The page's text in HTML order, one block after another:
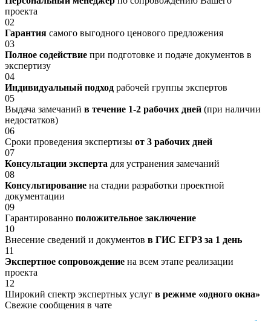
проекта
02
Гарантия самого выгодного ценового предложения
03
Полное содействие при подготовке и подаче документов в
экспертизу
04
Индивидуальный подход рабочей группы экспертов
05
Выдача замечаний в течение 1-2 рабочих дней (при наличии
недостатков)
06
Сроки проведения экспертизы от 3 рабочих дней
07
Консультации эксперта для устранения замечаний
08
Консультирование на стадии разработки проектной
документации
09
Гарантированно положительное заключение
10
Внесение сведений и документов в ГИС ЕГРЗ за 1 день
11
Экспертное сопровождение на всем этапе реализации
проекта
12
Широкий спектр экспертных услуг в режиме «одного окна»
Свежие сообщения в чате